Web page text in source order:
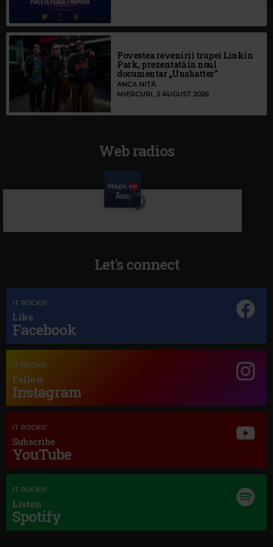
Povestea revenirii trupei Linkin
Park, prezentată în noul
documentar „Unshatter”
ANCA NIȚĂ
MIERCURI, 5 AUGUST 2026
Web radios
NINA SIMONE–MY BABY JUST CARES FOR ME (2013 - REMASTER)
Let's connect
IT ROCKS!
Like
Facebook
IT ROCKS!
Follow
Instagram
IT ROCKS!
Subscribe
YouTube
IT ROCKS!
Listen
Spotify